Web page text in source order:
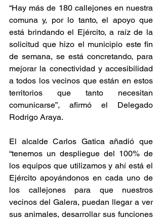
“Hay más de 180 callejones en nuestra
comuna y, por lo tanto, el apoyo que
está brindando el Ejército, a raíz de la
solicitud que hizo el municipio este fin
de semana, se está concretando, para
mejorar la conectividad y accesibilidad
a todos los vecinos que están en estos
territorios que tanto necesitan
comunicarse”, afirmó el Delegado
Rodrigo Araya.
El alcalde Carlos Gatica añadió que
“tenemos un despliegue del 100% de
los equipos que utilizamos y ahí está el
Ejército apoyándonos en cada uno de
los callejones para que nuestros
vecinos del Galera, puedan llegar a ver
sus animales, desarrollar sus funciones